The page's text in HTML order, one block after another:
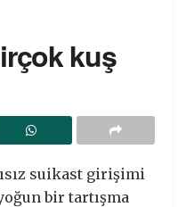
kuş
suikast girişimi
bir tartışma